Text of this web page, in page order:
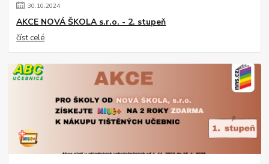
30.10.2024
AKCE NOVÁ ŠKOLA s.r.o. - 2. stupeň
číst celé